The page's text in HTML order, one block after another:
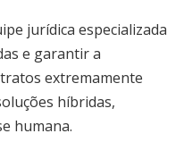
jurídica especializada
e garantir a
extremamente
híbridas,
humana.